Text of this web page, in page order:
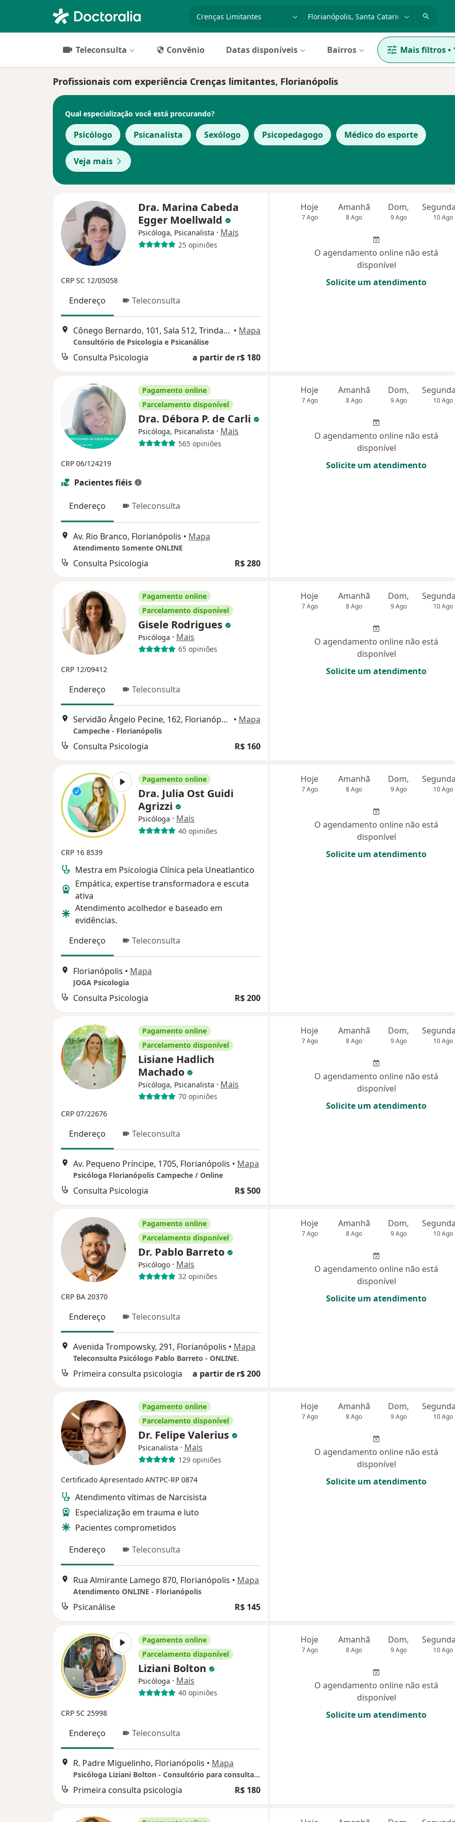
cidade ou região
Teleconsulta Convênio Datas disponíveis Bairros Mais filtros•
Profissionais com experiência Crenças limitantes, Florianópolis
Qual especialização você está procurando?
Psicólogo Psicanalista Sexólogo Psicopedagogo Médico do esporte
Veja mais
Dra. Marina Cabeda
Egger Moellwald
Psicóloga, Psicanalista · Mais
25 opiniões
CRP SC 12/05058
Endereço Teleconsulta
Cônego Bernardo, 101, Sala 512, Trindade, Florianópolis • Mapa
Consultório de Psicologia e Psicanálise
Consulta Psicologia a partir de r$ 180
Hoje
7 Ago
Amanhã
8 Ago
Dom,
9 Ago 10 Ago
O agendamento online não está
disponível
Solicite um atendimento
Pagamento online
Parcelamento disponível
Dra. Débora P. de Carli
Psicóloga, Psicanalista · Mais
565 opiniões
CRP 06/124219
Pacientes fiéis
Endereço Teleconsulta
Av. Rio Branco, Florianópolis • Mapa
Atendimento Somente ONLINE
Consulta Psicologia R$ 280
Hoje
7 Ago
Amanhã
8 Ago
Dom,
9 Ago 10 Ago
O agendamento online não está
disponível
Solicite um atendimento
Pagamento online
Parcelamento disponível
Gisele Rodrigues
Psicóloga · Mais
65 opiniões
CRP 12/09412
Endereço Teleconsulta
Servidão Ângelo Pecine, 162, Florianópolis • Mapa
Campeche - Florianópolis
Consulta Psicologia R$ 160
Hoje
7 Ago
Amanhã
8 Ago
Dom,
9 Ago 10 Ago
O agendamento online não está
disponível
Solicite um atendimento
Pagamento online
Dra. Julia Ost Guidi
Agrizzi
Psicóloga · Mais
40 opiniões
CRP 16 8539
Mestra em Psicologia Clínica pela Uneatlantico
Empática, expertise transformadora e escuta
ativa
Atendimento acolhedor e baseado em
evidências.
Endereço
Teleconsulta
Florianópolis • Mapa
JOGA Psicologia
Consulta Psicologia R$ 200
Hoje
7 Ago
Amanhã
8 Ago
Dom,
9 Ago 10 Ago
O agendamento online não está
disponível
Solicite um atendimento
Pagamento online
Parcelamento disponível
Lisiane Hadlich
Machado
Psicóloga, Psicanalista · Mais
70 opiniões
CRP 07/22676
Endereço Teleconsulta
Av. Pequeno Príncipe, 1705, Florianópolis • Mapa
Psicóloga Florianópolis Campeche / Online
Consulta Psicologia R$ 500
Hoje
7 Ago
Amanhã
8 Ago
Dom,
9 Ago 10 Ago
O agendamento online não está
disponível
Solicite um atendimento
Pagamento online
Parcelamento disponível
Dr. Pablo Barreto
Psicólogo · Mais
32 opiniões
CRP BA 20370
Endereço Teleconsulta
Avenida Trompowsky, 291, Florianópolis • Mapa
Teleconsulta Psicólogo Pablo Barreto - ONLINE.
Primeira consulta psicologia a partir de r$ 200
Hoje
7 Ago
Amanhã
8 Ago
Dom,
9 Ago 10 Ago
O agendamento online não está
disponível
Solicite um atendimento
Pagamento online
Parcelamento disponível
Dr. Felipe Valerius
Psicanalista · Mais
129 opiniões
Certificado Apresentado ANTPC-RP 0874
Atendimento vítimas de Narcisista
Especialização em trauma e luto
Pacientes comprometidos
Endereço
Teleconsulta
Rua Almirante Lamego 870, Florianópolis • Mapa
Atendimento ONLINE - Florianópolis
Psicanálise R$ 145
Hoje
7 Ago
Amanhã
8 Ago
Dom,
9 Ago 10 Ago
O agendamento online não está
disponível
Solicite um atendimento
Pagamento online
Parcelamento disponível
Liziani Bolton
Psicóloga · Mais
40 opiniões
CRP SC 25998
Endereço Teleconsulta
R. Padre Miguelinho, Florianópolis • Mapa
Psicóloga Liziani Bolton - Consultório para consultas Online em Florianópolis
Primeira consulta psicologia R$ 180
Hoje
7 Ago
Amanhã
8 Ago
Dom,
9 Ago 10 Ago
O agendamento online não está
disponível
Solicite um atendimento